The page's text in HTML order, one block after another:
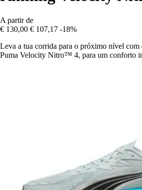
A partir de
€ 130,00 € 107,17 -18%
Leva a tua corrida para o próximo nível com
Puma Velocity Nitro™ 4, para um conforto